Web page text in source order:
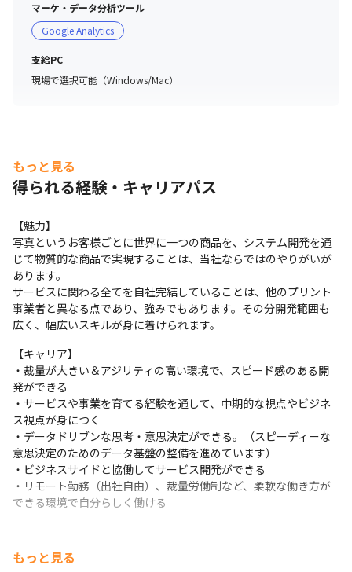
マーケ・データ分析ツール
Google Analytics
支給PC
現場で選択可能（Windows/Mac）
もっと見る
得られる経験・キャリアパス
【魅力】
写真というお客様ごとに世界に一つの商品を、システム開発を通
じて物質的な商品で実現することは、当社ならではのやりがいが
あります。
サービスに関わる全てを自社完結していることは、他のプリント
事業者と異なる点であり、強みでもあります。その分開発範囲も
広く、幅広いスキルが身に着けられます。
【キャリア】
・裁量が大きい＆アジリティの高い環境で、スピード感のある開
発ができる
・サービスや事業を育てる経験を通して、中期的な視点やビジネ
ス視点が身につく
・データドリブンな思考・意思決定ができる。（スピーディーな
意思決定のためのデータ基盤の整備を進めています）
・ビジネスサイドと協働してサービス開発ができる
・リモート勤務（出社自由）、裁量労働制など、柔軟な働き方が
できる環境で自分らしく働ける
もっと見る